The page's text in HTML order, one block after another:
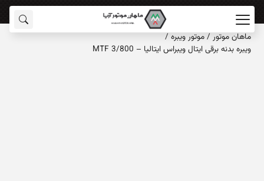
ماهان‌ موتور /موتور ویبره/
ویبره بدنه برقی ایتال ویبراس ایتالیا – MTF 3/800